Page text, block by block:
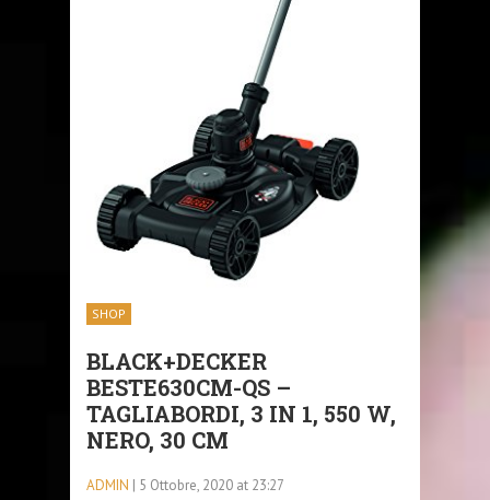
SHOP
BLACK+DECKER
BESTE630CM-QS –
TAGLIABORDI, 3 IN 1, 550 W,
NERO, 30 CM
ADMIN | 5 Ottobre, 2020 at 23:27